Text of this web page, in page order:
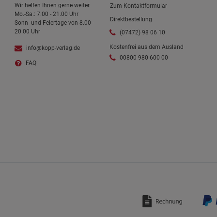
Wir helfen Ihnen gerne weiter.
Mo.-Sa.: 7.00 - 21.00 Uhr
Sonn- und Feiertage von 8.00 -
20.00 Uhr
info@kopp-verlag.de
FAQ
Zum Kontaktformular
Direktbestellung
(07472) 98 06 10
Kostenfrei aus dem Ausland
00800 980 600 00